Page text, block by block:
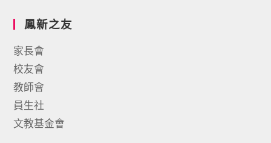
鳳新之友
家長會
校友會
教師會
員生社
文教基金會